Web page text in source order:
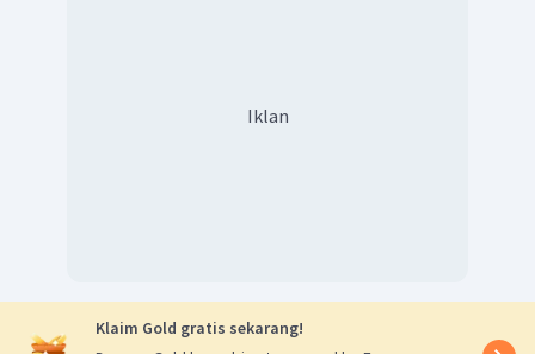
Iklan
Klaim Gold gratis sekarang!